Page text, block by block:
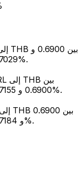
0.7029. كان المتوسط 0.6958 مع تقلبات 0.37%.
0.6900 و 0.7155. كان المتوسط 0.7067 مع تقلبات 0.27%.
و 0.7184. كان المتوسط 0.7099 مع تقلبات 0.30%.